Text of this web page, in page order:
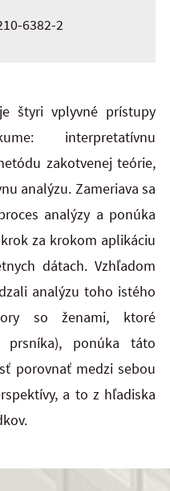
6382-2
štyri vplyvné prístupy
interpretatívnu
zakotvenej teórie,
analýzu. Zameriava sa
analýzy a ponúka
za krokom aplikáciu
dátach. Vzhľadom
analýzu toho istého
so ženami, ktoré
prsníka), ponúka táto
porovnať medzi sebou
a to z hľadiska